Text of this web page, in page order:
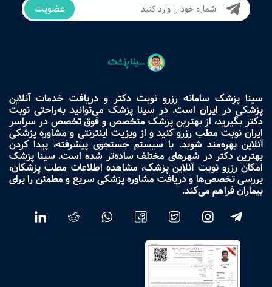
عضویت
سینا پزشک سامانه رزرو نوبت دکتر و دریافت خدمات آنلاین
پزشکی در ایران است. در سینا پزشک می‌توانید به‌راحتی نوبت
دکتر بگیرید، از بهترین پزشک متخصص و فوق تخصص در سراسر
ایران نوبت مطب رزرو کنید و از ویزیت اینترنتی و مشاوره پزشکی
آنلاین بهره‌مند شوید. با سیستم جستجوی پیشرفته، پیدا کردن
بهترین دکتر در شهرهای مختلف ساده‌تر شده است. سینا پزشک
امکان رزرو نوبت آنلاین پزشک، مشاهده اطلاعات مطب پزشکان،
بررسی تخصص‌ها و دریافت مشاوره پزشکی سریع و مطمئن را برای
بیماران فراهم می‌کند.